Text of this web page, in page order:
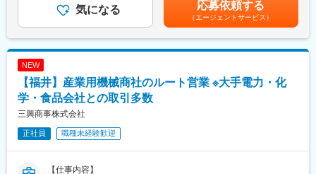
社会の発展に貢献しながら、世界に通用する価値を創造する企業
変更の範囲：無
◎人事評価制度運用
■教育体制
OJTや実務を通じて業務を学べる環境です。必要に応じて外部研
気になる 応募依頼する
（エージェントサービス）
NEW
【福井】産業用機械商社のルート営業 ※大手電力・化
学・食品会社との取引多数
三興商事株式会社
正社員 職種未経験歓迎
【仕事内容】